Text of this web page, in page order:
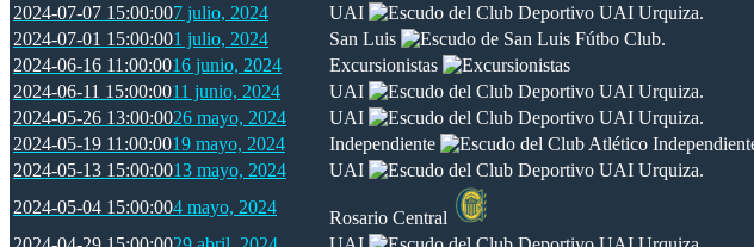
2024-07-07 15:00:007 julio, 2024 UAI
2024-07-01 15:00:001 julio, 2024 San Luis
2024-06-16 11:00:0016 junio, 2024 Excursionistas
2024-06-11 15:00:0011 junio, 2024 UAI
2024-05-26 13:00:0026 mayo, 2024 UAI
2024-05-19 11:00:0019 mayo, 2024 Independiente
2024-05-13 15:00:0013 mayo, 2024 UAI
2024-05-04 15:00:004 mayo, 2024
Rosario Central